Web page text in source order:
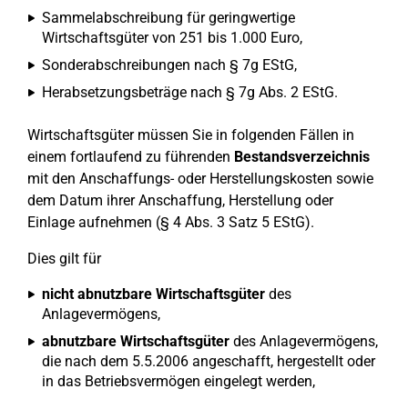
Sammelabschreibung für geringwertige
Wirtschaftsgüter von 251 bis 1.000 Euro,
Sonderabschreibungen nach § 7g EStG,
Herabsetzungsbeträge nach § 7g Abs. 2 EStG.
Wirtschaftsgüter müssen Sie in folgenden Fällen in
einem fortlaufend zu führenden Bestandsverzeichnis
mit den Anschaffungs- oder Herstellungskosten sowie
dem Datum ihrer Anschaffung, Herstellung oder
Einlage aufnehmen (§ 4 Abs. 3 Satz 5 EStG).
Dies gilt für
nicht abnutzbare Wirtschaftsgüter des
Anlagevermögens,
abnutzbare Wirtschaftsgüter des Anlagevermögens,
die nach dem 5.5.2006 angeschafft, hergestellt oder
in das Betriebsvermögen eingelegt werden,